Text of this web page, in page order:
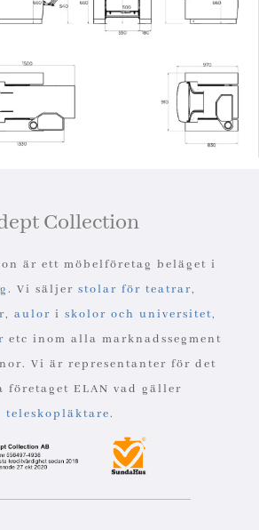
Collection
är ett möbelföretag beläget i
. Vi säljer stolar för teatrar,
, aulor i skolor och universitet,
etc inom alla marknadssegment
Vi är representanter för det
företaget ELAN vad gäller
teleskopläktare.